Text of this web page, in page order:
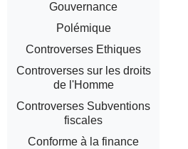
Gouvernance
Polémique
Controverses Ethiques
Controverses sur les droits
de l'Homme
Controverses Subventions
fiscales
Conforme à la finance